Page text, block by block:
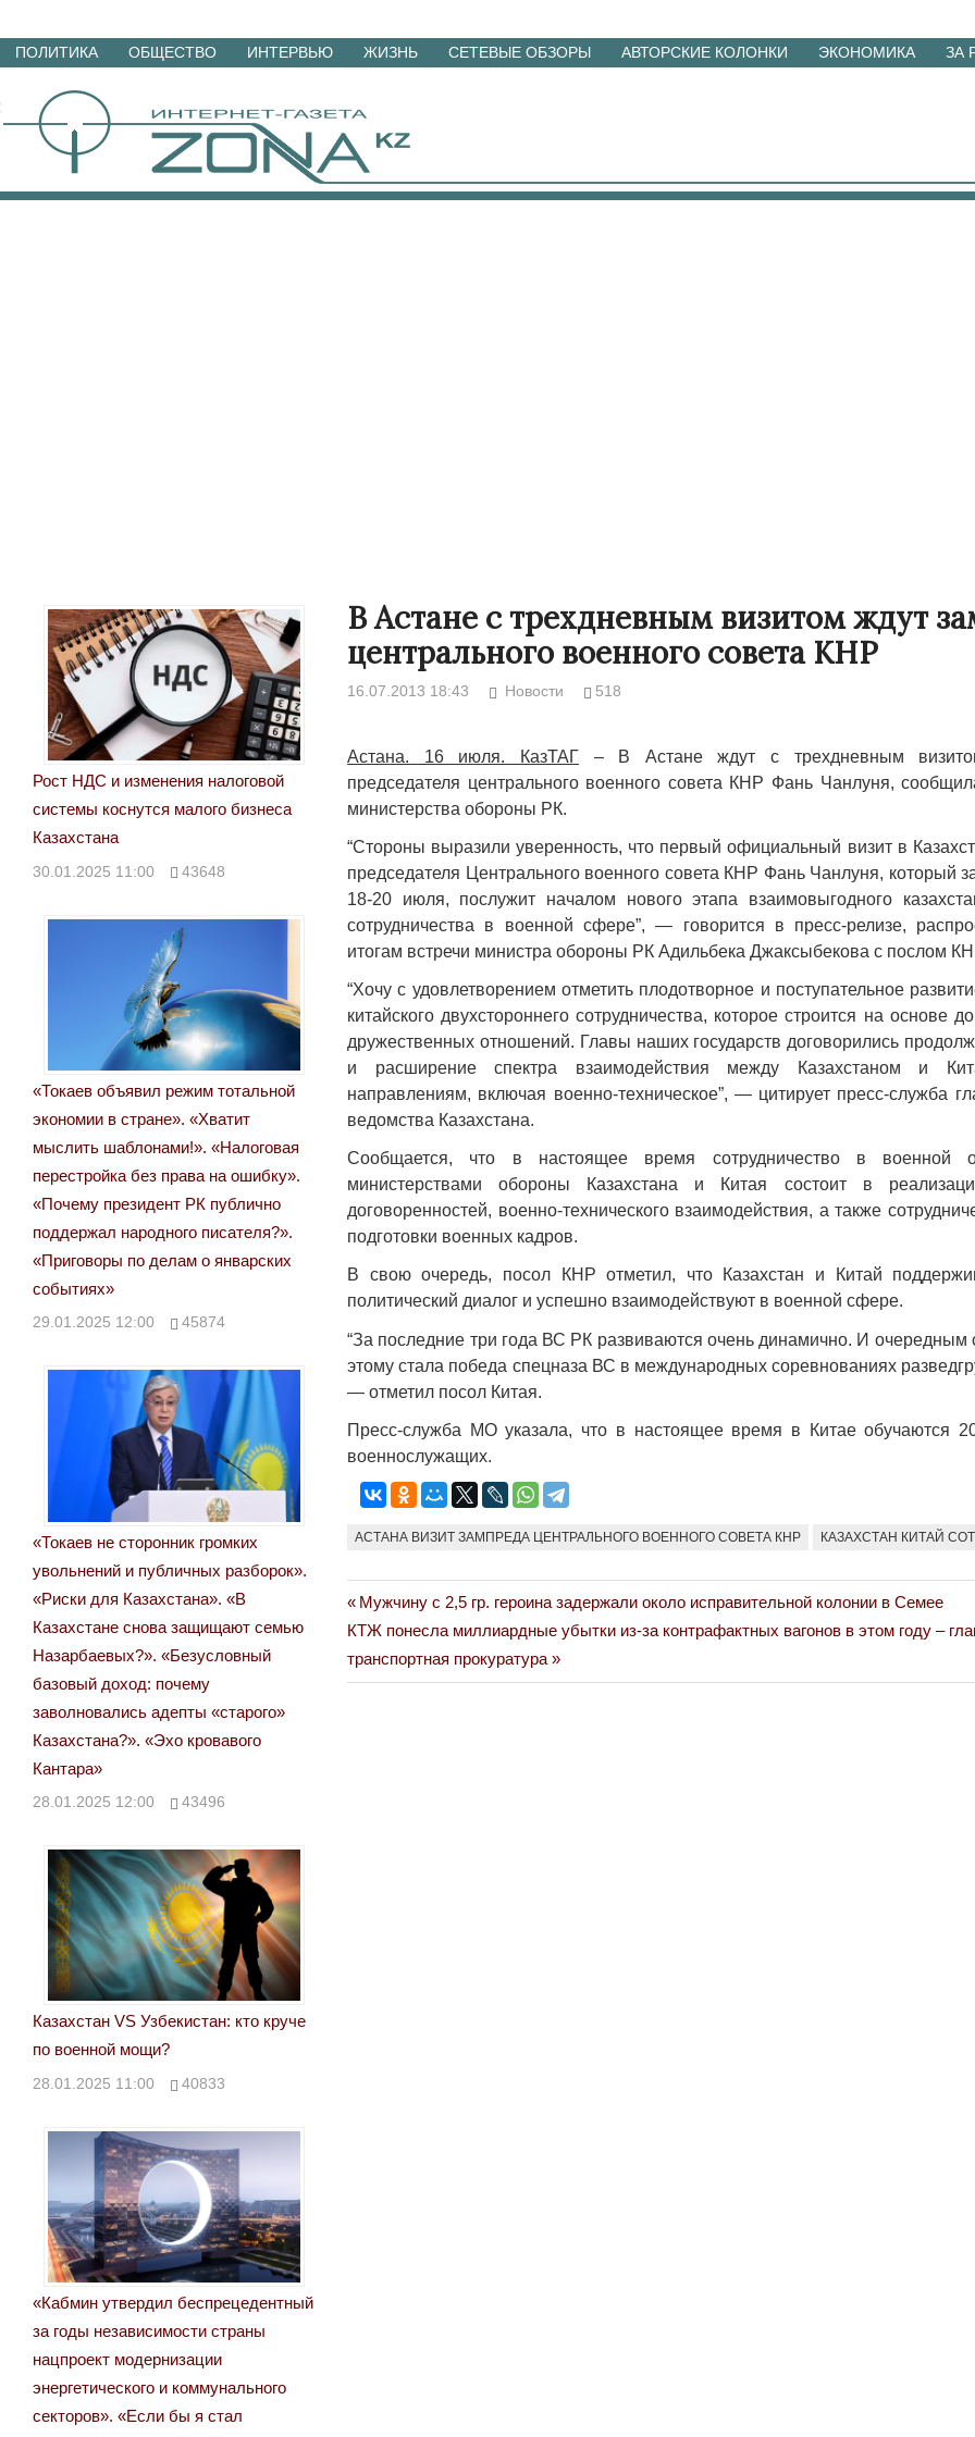
Перейти
материалам
ПОЛИТИКА ОБЩЕСТВО ИНТЕРВЬЮ ЖИЗНЬ СЕТЕВЫЕ ОБЗОРЫ АВТОРСКИЕ КОЛОНКИ ЭКОНОМИКА ЗА
В Астане с трехдневным визитом ждут
центрального военного совета КНР
16.07.2013 18:43 Новости 518
Астана. 16 июля. КазТАГ– В Астане ждут с трехдневным визитом
председателя центрального военного совета КНР Фань Чанлуня,
министерства обороны РК.
“Стороны выразили уверенность, что первый официальный визит в
председателя Центрального военного совета КНР Фань Чанлуня, который
18-20 июля, послужит началом нового этапа взаимовыгодного
сотрудничества в военной сфере”, — говорится в пресс-релизе,
итогам встречи министра обороны РК Адильбека Джаксыбекова с послом
“Хочу с удовлетворением отметить плодотворное и поступательное
китайского двухстороннего сотрудничества, которое строится на основе
дружественных отношений. Главы наших государств договорились
и расширение спектра взаимодействия между Казахстаном и
направлениям, включая военно-техническое”, — цитирует пресс-служба
ведомства Казахстана.
Сообщается, что в настоящее время сотрудничество в военной
министерствами обороны Казахстана и Китая состоит в
договоренностей, военно-технического взаимодействия, а также
подготовки военных кадров.
В свою очередь, посол КНР отметил, что Казахстан и Китай
политический диалог и успешно взаимодействуют в военной сфере.
“За последние три года ВС РК развиваются очень динамично. И очередным
этому стала победа спецназа ВС в международных соревнованиях
— отметил посол Китая.
Пресс-служба МО указала, что в настоящее время в Китае обучаются 20
военнослужащих.
АСТАНА ВИЗИТ ЗАМПРЕДА ЦЕНТРАЛЬНОГО ВОЕННОГО СОВЕТА КНР КАЗАХСТАН КИТАЙ
Навигация
по
Previous
Post:
Мужчину с 2,5 гр. героина задержали около исправительной колонии в Семее
Next
Post:
КТЖ понесла миллиардные убытки из-за контрафактных вагонов в этом году –
транспортная прокуратура
Рост НДС и изменения налоговой
системы коснутся малого бизнеса
Казахстана
30.01.2025 11:00 43648
«Токаев объявил режим тотальной
экономии в стране». «Хватит
мыслить шаблонами!». «Налоговая
перестройка без права на ошибку».
«Почему президент РК публично
поддержал народного писателя?».
«Приговоры по делам о январских
событиях»
29.01.2025 12:00 45874
«Токаев не сторонник громких
увольнений и публичных разборок».
«Риски для Казахстана». «В
Казахстане снова защищают семью
Назарбаевых?». «Безусловный
базовый доход: почему
заволновались адепты «старого»
Казахстана?». «Эхо кровавого
Кантара»
28.01.2025 12:00 43496
Казахстан VS Узбекистан: кто круче
по военной мощи?
28.01.2025 11:00 40833
«Кабмин утвердил беспрецедентный
за годы независимости страны
нацпроект модернизации
энергетического и коммунального
секторов». «Если бы я стал
17.10.2024 17:00
Война Миров.
08.11.2024